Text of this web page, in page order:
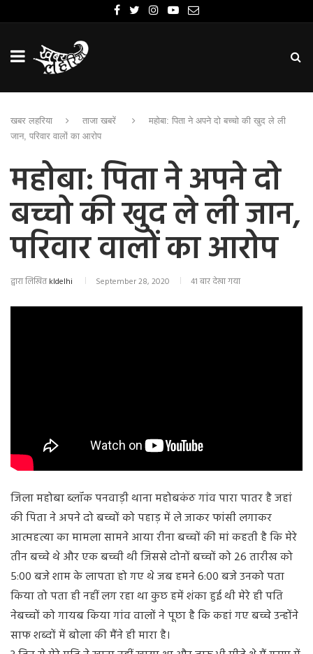
खबर लहरिया ताजा खबरें
महोबा: पिता ने अपने दो बच्चो की खुद ले ली
जान, परिवार वालों का आरोप
महोबा: पिता ने अपने दो
बच्चो की खुद ले ली जान,
परिवार वालों का आरोप
द्वारा लिखितkldelhi September 28, 2020 41 बार देखा गया
जिला महोबा ब्लॉक पनवाड़ी थाना महोबकंठ गांव पारा पातर है जहां
की पिता ने अपने दो बच्चों को पहाड़ में ले जाकर फांसी लगाकर
आत्महत्या का मामला सामने आया रीना बच्चों की मां कहती है कि मेरे
तीन बच्चे थे और एक बच्ची थी जिससे दोनों बच्चों को 26 तारीख को
5:00बजे शाम के लापता हो गए थे जब हमने6:00बजे उनको पता
किया तो पता ही नहीं लग रहा था कुछ हमें शंका हुई थी मेरे ही पति
नेबच्चों को गायब किया गांव वालों ने पूछा है कि कहां गए बच्चे उन्होंने
साफ शब्दों में बोला की मैंने ही मारा है।